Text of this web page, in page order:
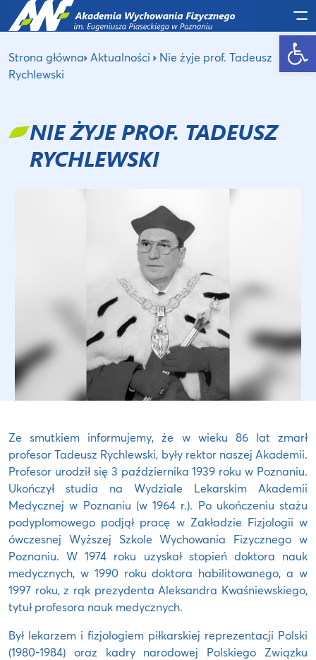
Otwórz pasek narzędzi
Strona główna Aktualności
Nie żyje prof. Tadeusz
Rychlewski
NIE ŻYJE PROF. TADEUSZ
RYCHLEWSKI
Ze smutkiem informujemy, że w wieku 86 lat zmarł
profesor Tadeusz Rychlewski, były rektor naszej Akademii.
Profesor urodził się 3 października 1939 roku w Poznaniu.
Ukończył studia na Wydziale Lekarskim Akademii
Medycznej w Poznaniu (w 1964 r.). Po ukończeniu stażu
podyplomowego podjął pracę w Zakładzie Fizjologii w
ówczesnej Wyższej Szkole Wychowania Fizycznego w
Poznaniu. W 1974 roku uzyskał stopień doktora nauk
medycznych, w 1990 roku doktora habilitowanego, a w
1997 roku, z rąk prezydenta Aleksandra Kwaśniewskiego,
tytuł profesora nauk medycznych.
Był lekarzem i fizjologiem piłkarskiej reprezentacji Polski
(1980-1984) oraz kadry narodowej Polskiego Związku